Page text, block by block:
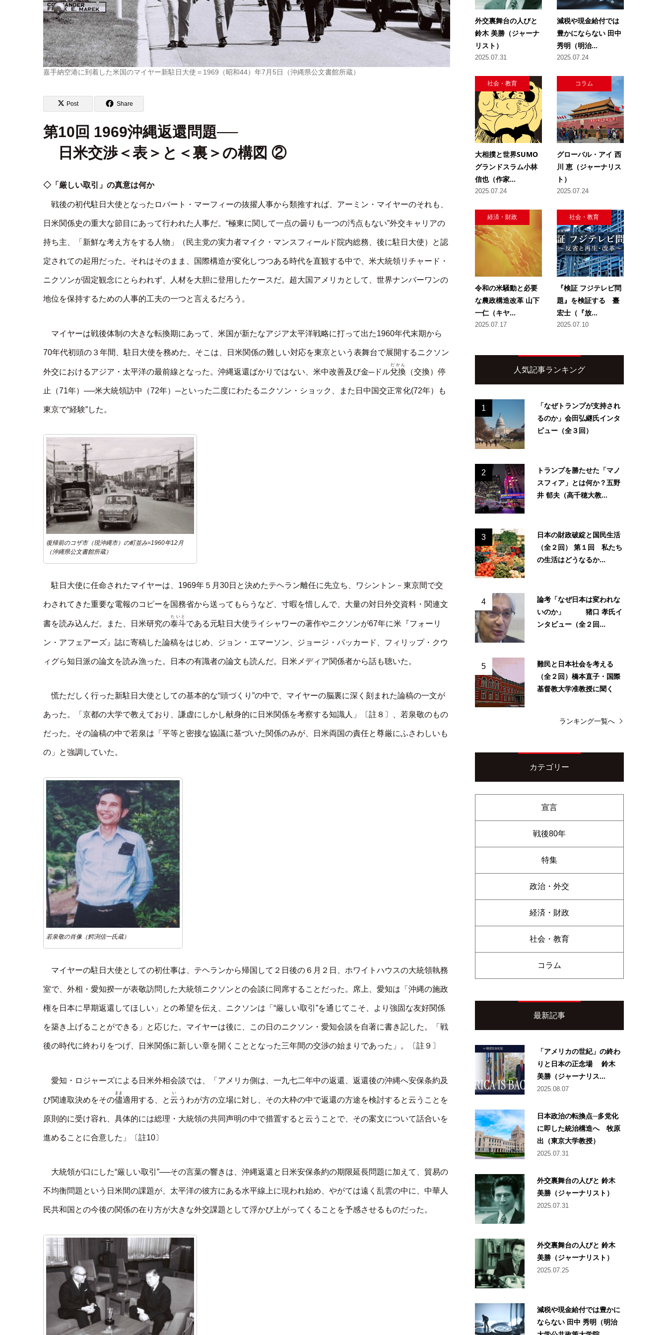
嘉手納空港に到着した米国のマイヤー新駐日大使＝1969（昭和44）年7月5日（沖縄県公文書館所蔵）
Post Share
第10回 1969沖縄返還問題──
日米交渉＜表＞と＜裏＞の構図 ②
◇「厳しい取引」の真意は何か
戦後の初代駐日大使となったロバート・マーフィーの抜擢人事から類推すれば、アーミン・マイヤーのそれも、
日米関係史の重大な節目にあって行われた人事だ。“極東に関して一点の曇りも一つの汚点もない”外交キャリアの
持ち主、「新鮮な考え方をする人物」（民主党の実力者マイク・マンスフィールド院内総務、後に駐日大使）と認
定されての起用だった。それはそのまま、国際構造が変化しつつある時代を直観する中で、米大統領リチャード・
ニクソンが固定観念にとらわれず、人材を大胆に登用したケースだ。超大国アメリカとして、世界ナンバーワンの
地位を保持するための人事的工夫の一つと言えるだろう。
マイヤーは戦後体制の大きな転換期にあって、米国が新たなアジア太平洋戦略に打って出た1960年代末期から
70年代初頭の３年間、駐日大使を務めた。そこは、日米関係の難しい対応を東京という表舞台で展開するニクソン
外交におけるアジア・太平洋の最前線となった。沖縄返還ばかりではない、米中改善及び金─ドル兌換
だかん
（交換）停
止（71年）──米大統領訪中（72年）─といった二度にわたるニクソン・ショック、また日中国交正常化(72年）も
東京で“経験”した。
復帰前のコザ市（現沖縄市）の町並み=1960年12月
（沖縄県公文書館所蔵）
駐日大使に任命されたマイヤーは、1969年５月30日と決めたテヘラン離任に先立ち、ワシントン－東京間で交
わされてきた重要な電報のコピーを国務省から送ってもらうなど、寸暇を惜しんで、大量の対日外交資料・関連文
書を読み込んだ。また、日米研究の泰斗
たいと
である元駐日大使ライシャワーの著作やニクソンが67年に米『フォーリ
ン・アフェアーズ』誌に寄稿した論稿をはじめ、ジョン・エマーソン、ジョージ・パッカード、フィリップ・クウ
ィグら知日派の論文を読み漁った。日本の有識者の論文も読んだ。日米メディア関係者から話も聴いた。
慌ただしく行った新駐日大使としての基本的な“頭づくり”の中で、マイヤーの脳裏に深く刻まれた論稿の一文が
あった。「京都の大学で教えており、謙虚にしかし献身的に日米関係を考察する知識人」〔註８〕、若泉敬のもの
だった。その論稿の中で若泉は「平等と密接な協議に基づいた関係のみが、日米両国の責任と尊厳にふさわしいも
の」と強調していた。
若泉敬の肖像（鰐渕信一氏蔵）
マイヤーの駐日大使としての初仕事は、テヘランから帰国して２日後の６月２日、ホワイトハウスの大統領執務
室で、外相・愛知揆一が表敬訪問した大統領ニクソンとの会談に同席することだった。席上、愛知は「沖縄の施政
権を日本に早期返還してほしい」との希望を伝え、ニクソンは「“厳しい取引”を通じてこそ、より強固な友好関係
を築き上げることができる」と応じた。マイヤーは後に、この日のニクソン・愛知会談を自著に書き記した。「戦
後の時代に終わりをつげ、日米関係に新しい章を開くこととなった三年間の交渉の始まりであった」。〔註９〕
愛知・ロジャーズによる日米外相会談では、「アメリカ側は、一九七二年中の返還、返還後の沖縄へ安保条約及
び関連取決めをその儘
まま
適用する、と云
い
うわが方の立場に対し、その大枠の中で返還の方途を検討すると云うことを
原則的に受け容れ、具体的には総理・大統領の共同声明の中で措置すると云うことで、その案文について話合いを
進めることに合意した」〔註10〕
大統領が口にした“厳しい取引”──その言葉の響きは、沖縄返還と日米安保条約の期限延長問題に加えて、貿易の
不均衡問題という日米間の課題が、太平洋の彼方にある水平線上に現われ始め、やがては遠く乱雲の中に、中華人
民共和国との今後の関係の在り方が大きな外交課題として浮かび上がってくることを予感させるものだった。
外交裏舞台の人びと
鈴木 美勝（ジャーナ
リスト）
2025.07.31
減税や現金給付では
豊かにならない 田中
秀明（明治...
2025.07.24
社会・教育
大相撲と世界SUMO
グランドスラム小林
信也（作家...
2025.07.24
コラム
グローバル・アイ 西
川 恵（ジャーナリス
ト）
2025.07.24
経済・財政
令和の米騒動と必要
な農政構造改革 山下
一仁（キヤ...
2025.07.17
社会・教育
『検証 フジテレビ問
題』を検証する 臺
宏士（『放...
2025.07.10
人気記事ランキング
1
「なぜトランプが支持され
るのか」会田弘継氏インタ
ビュー（全３回）
2
トランプを勝たせた「マノ
スフィア」とは何か？五野
井 郁夫（高千穂大教...
3
日本の財政破綻と国民生活
（全２回） 第１回 私たち
の生活はどうなるか...
4
論考「なぜ日本は変われな
いのか」 猪口 孝氏イ
ンタビュー（全２回...
5
難民と日本社会を考える
（全２回）橋本直子・国際
基督教大学准教授に聞く
ランキング一覧へ
カテゴリー
宣言
戦後80年
特集
政治・外交
経済・財政
社会・教育
コラム
最新記事
「アメリカの世紀」の終わ
りと日本の正念場 鈴木
美勝（ジャーナリス...
2025.08.07
日本政治の転換点─多党化
に即した統治構造へ 牧原
出（東京大学教授）
2025.07.31
外交裏舞台の人びと 鈴木
美勝（ジャーナリスト）
2025.07.31
外交裏舞台の人びと 鈴木
美勝（ジャーナリスト）
2025.07.25
減税や現金給付では豊かに
ならない 田中 秀明（明治